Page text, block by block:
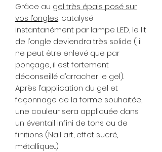
Grâce au gel très épais posé sur
vos l’ongles, catalysé
instantanément par lampe LED, le lit
de l’ongle deviendra très solide ( il
ne peut être enlevé que par
ponçage, il est fortement
déconseillé d’arracher le gel).
Après l’application du gel et
façonnage de la forme souhaitée,
une couleur sera appliquée dans
un éventail infini de tons ou de
finitions (Nail art, effet sucré,
métallique...)